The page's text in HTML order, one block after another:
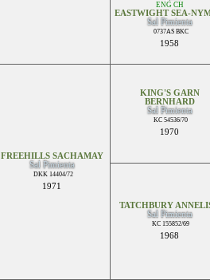
ENG CH
EASTWIGHT SEA-
Sal Pimienta
0737AS BKC
1958
FREEHILLS SACHAMAY
Sal Pimienta
DKK 14404/72
1971
KING'S GARN
BERNHARD
Sal Pimienta
KC 54536/70
1970
TATCHBURY
Sal Pimienta
KC 155852/69
1968